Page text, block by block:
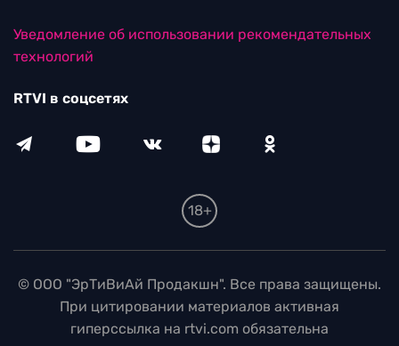
Уведомление об использовании рекомендательных
технологий
RTVI в соцсетях
18+
© ООО "ЭрТиВиАй Продакшн". Все права защищены.
При цитировании материалов активная
гиперссылка на rtvi.com обязательна